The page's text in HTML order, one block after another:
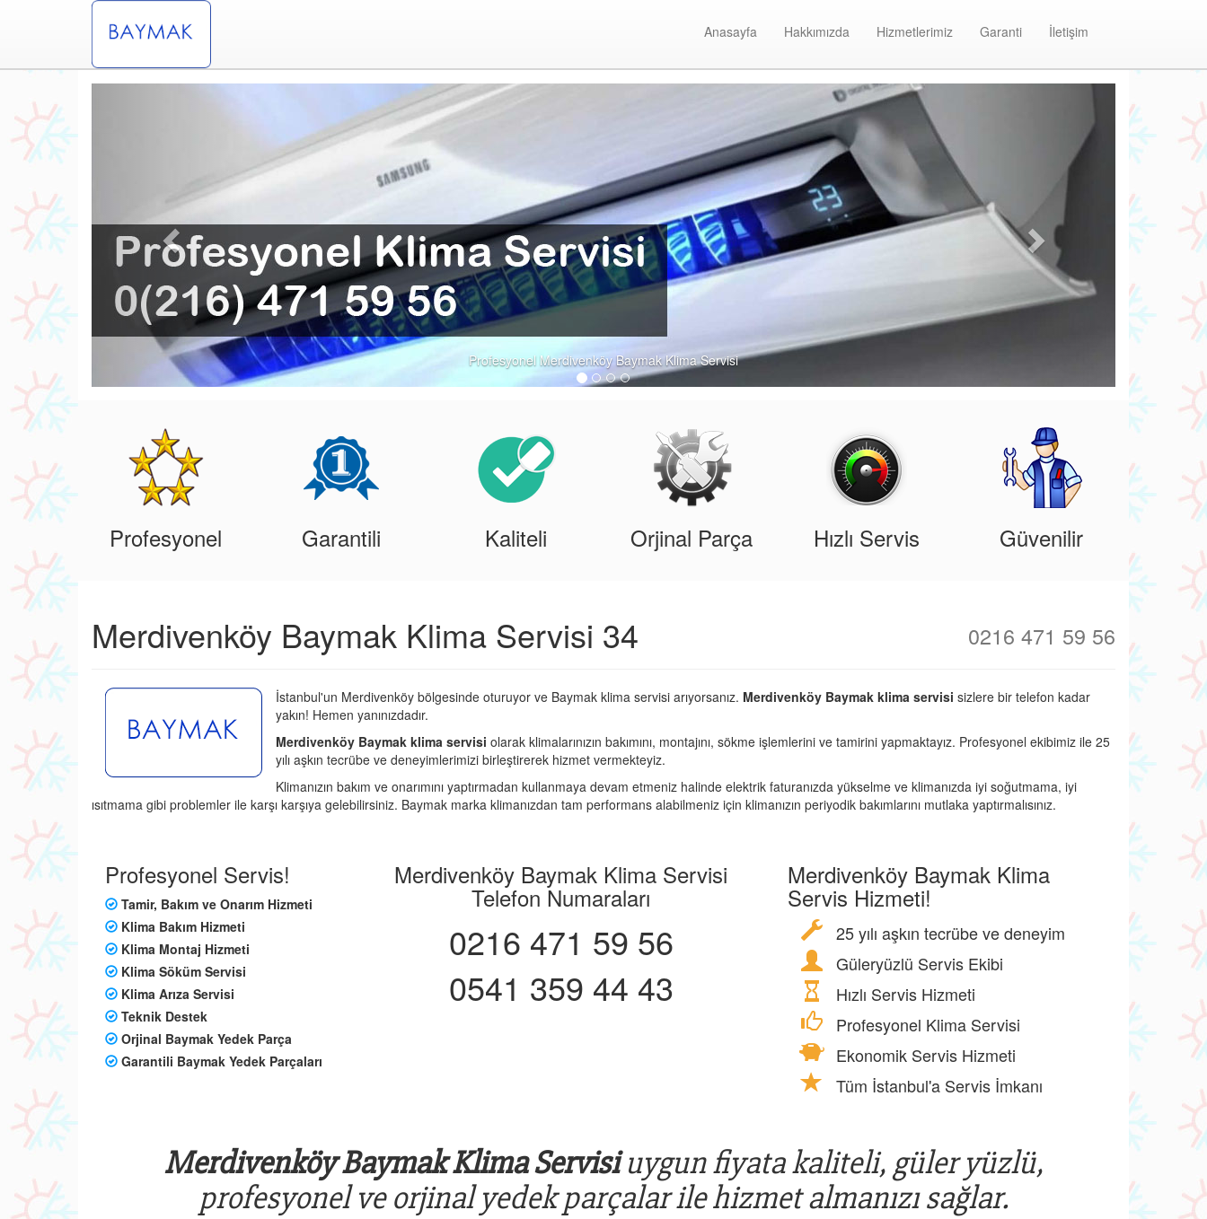
Anasayfa Hakkımızda Hizmetlerimiz Garanti İletişim
Baymak Klima Servisi
Profesyonel Garantili Kaliteli Orjinal Parça Hızlı Servis Güvenilir
Merdivenköy Baymak Klima Servisi 34 0216 471 59 56
İstanbul'un Merdivenköy bölgesinde oturuyor ve Baymak klima servisi arıyorsanız. Merdivenköy Baymak klima servisi sizlere bir telefon kadar
yakın! Hemen yanınızdadır.
Merdivenköy Baymak klima servisi olarak klimalarınızın bakımını, montajını, sökme işlemlerini ve tamirini yapmaktayız. Profesyonel ekibimiz ile 25
yılı aşkın tecrübe ve deneyimlerimizi birleştirerek hizmet vermekteyiz.
Klimanızın bakım ve onarımını yaptırmadan kullanmaya devam etmeniz halinde elektrik faturanızda yükselme ve klimanızda iyi soğutmama, iyi
ısıtmama gibi problemler ile karşı karşıya gelebilirsiniz. Baymak marka klimanızdan tam performans alabilmeniz için klimanızın periyodik bakımlarını mutlaka yaptırmalısınız.
Profesyonel Servis!
Tamir, Bakım ve Onarım Hizmeti
Klima Bakım Hizmeti
Klima Montaj Hizmeti
Klima Söküm Servisi
Klima Arıza Servisi
Teknik Destek
Orjinal Baymak Yedek Parça
Garantili Baymak Yedek Parçaları
Merdivenköy Baymak Klima Servisi
Telefon Numaraları
0216 471 59 56
0541 359 44 43
Merdivenköy Baymak Klima
Servis Hizmeti!
25 yılı aşkın tecrübe ve deneyim
Güleryüzlü Servis Ekibi
Hızlı Servis Hizmeti
Profesyonel Klima Servisi
Ekonomik Servis Hizmeti
Tüm İstanbul'a Servis İmkanı
Merdivenköy Baymak Klima Servisiuygun fiyata kaliteli, güler yüzlü,
profesyonel ve orjinal yedek parçalar ile hizmet almanızı sağlar.